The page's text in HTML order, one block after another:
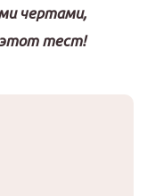
чертами,
этот тест!